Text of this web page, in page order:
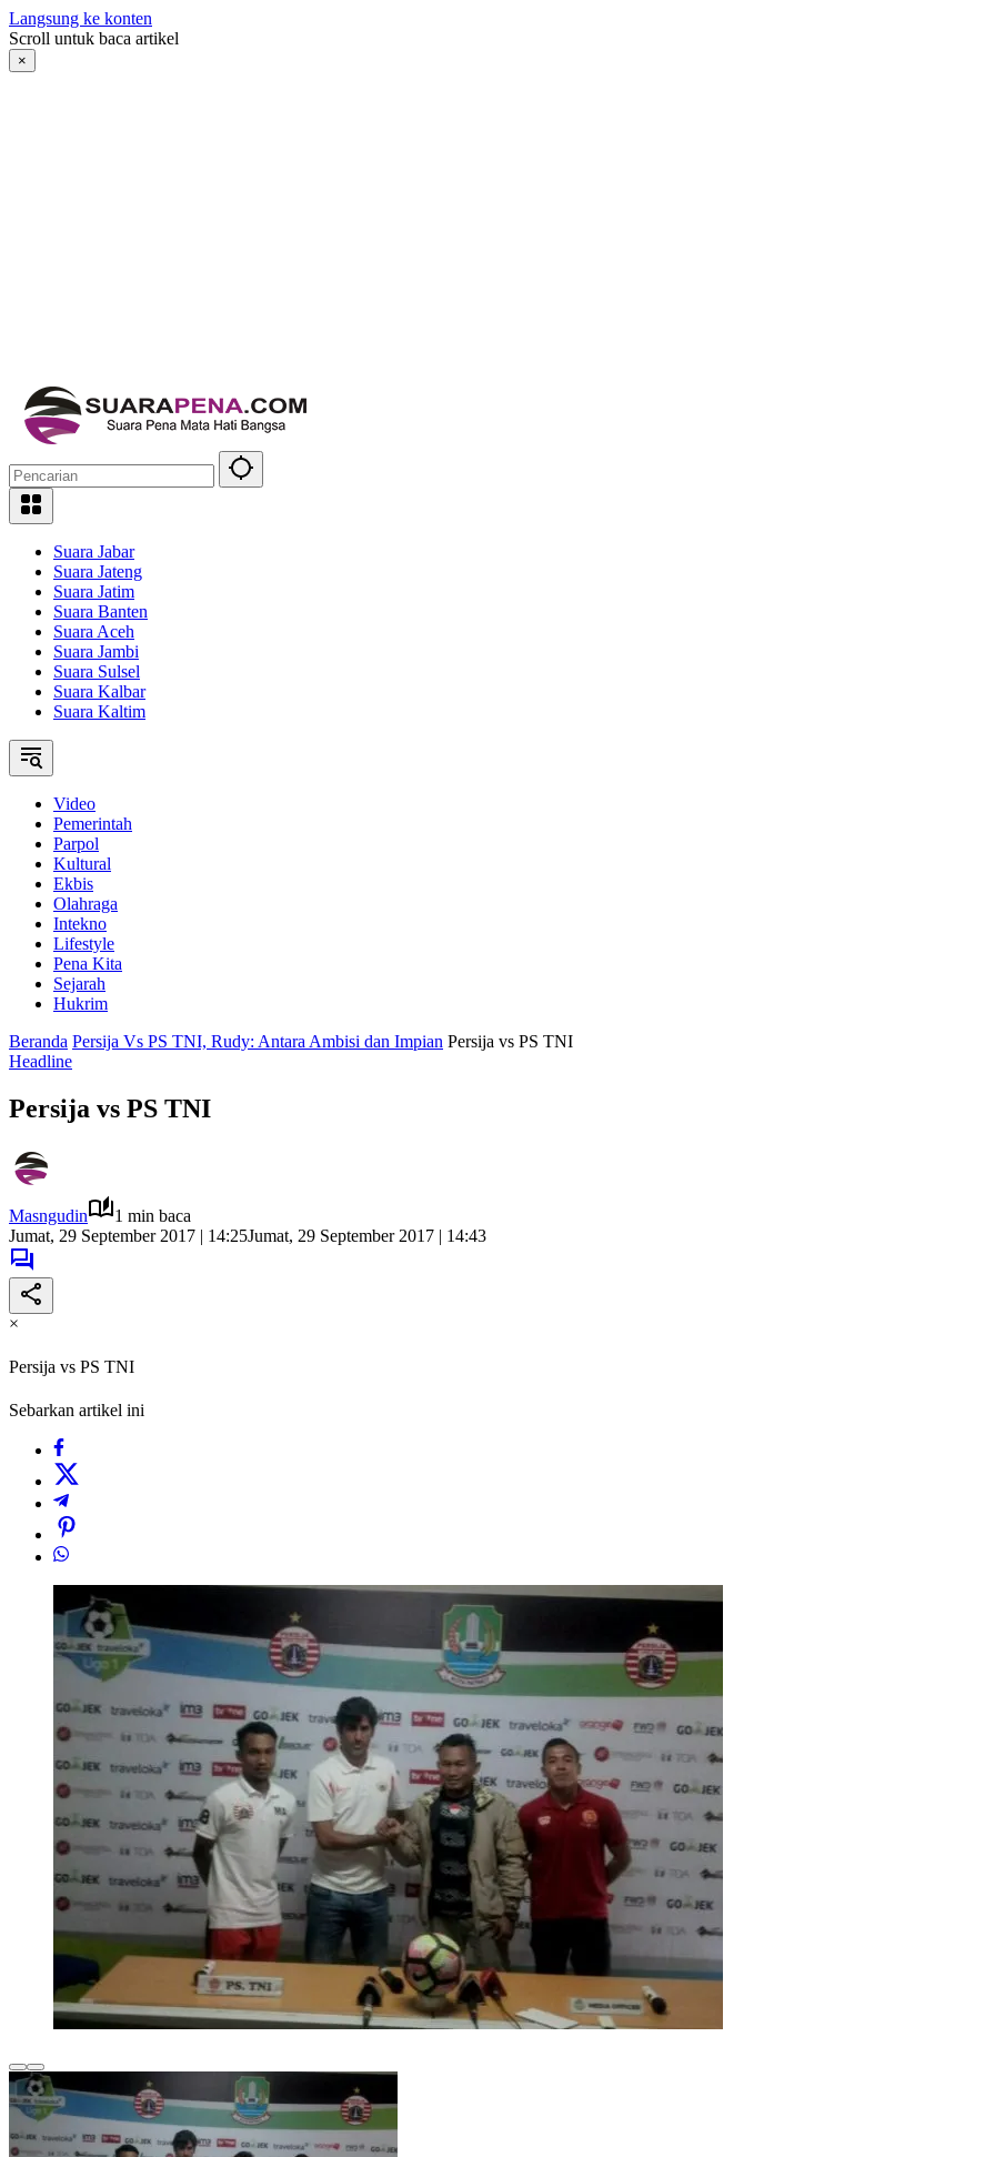
Langsung ke konten
Scroll untuk baca artikel
×
Suara Jabar
Suara Jateng
Suara Jatim
Suara Banten
Suara Aceh
Suara Jambi
Suara Sulsel
Suara Kalbar
Suara Kaltim
Video
Pemerintah
Parpol
Kultural
Ekbis
Olahraga
Intekno
Lifestyle
Pena Kita
Sejarah
Hukrim
Beranda Persija Vs PS TNI, Rudy: Antara Ambisi dan Impian Persija vs PS TNI
Headline
Persija vs PS TNI
Masngudin
1 min baca
Jumat, 29 September 2017 | 14:25Jumat, 29 September 2017 | 14:43
×
Persija vs PS TNI
Sebarkan artikel ini